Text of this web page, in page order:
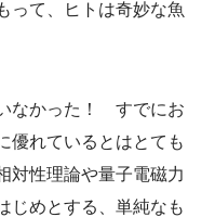
て、ヒトは奇妙な魚
なかった！ すでにお
優れているとはとても
対性理論や量子電磁力
じめとする、単純なも